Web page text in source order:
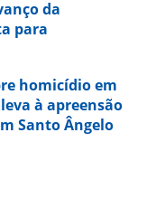
da
para
homicídio em
à apreensão
Santo Ângelo